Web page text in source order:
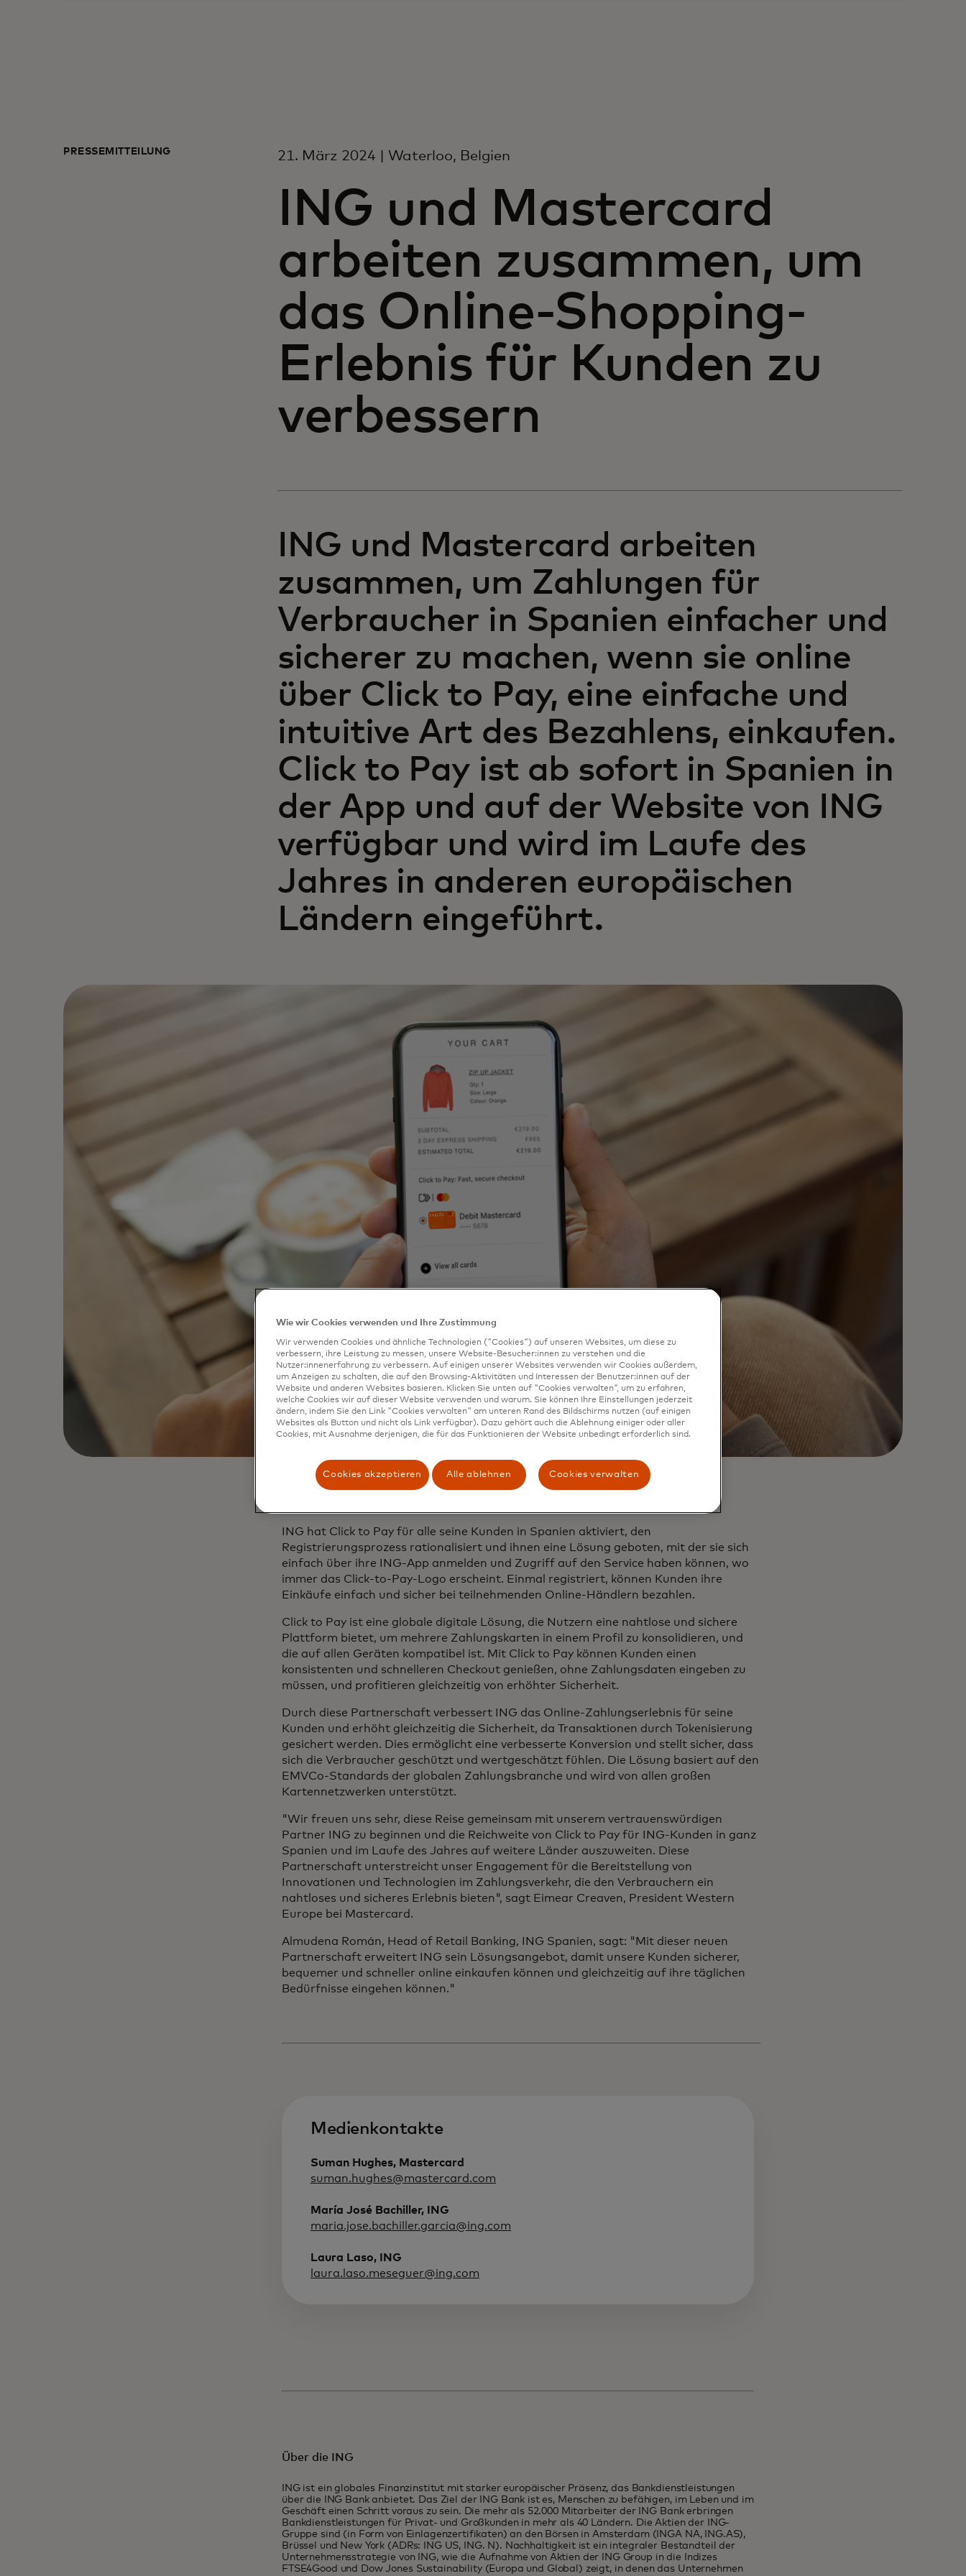
PRESSEMITTEILUNG 21. März 2024 | Waterloo, Belgien
ING und Mastercard
arbeiten zusammen, um
das Online-Shopping-
Erlebnis für Kunden zu
verbessern
ING und Mastercard arbeiten
zusammen, um Zahlungen für
Verbraucher in Spanien einfacher und
sicherer zu machen, wenn sie online
über Click to Pay, eine einfache und
intuitive Art des Bezahlens, einkaufen.
Click to Pay ist ab sofort in Spanien in
der App und auf der Website von ING
verfügbar und wird im Laufe des
Jahres in anderen europäischen
Ländern eingeführt.
ING hat Click to Pay für alle seine Kunden in Spanien aktiviert, den
Registrierungsprozess rationalisiert und ihnen eine Lösung geboten, mit der sie sich
einfach über ihre ING-App anmelden und Zugriff auf den Service haben können, wo
immer das Click-to-Pay-Logo erscheint. Einmal registriert, können Kunden ihre
Einkäufe einfach und sicher bei teilnehmenden Online-Händlern bezahlen.
Click to Pay ist eine globale digitale Lösung, die Nutzern eine nahtlose und sichere
Plattform bietet, um mehrere Zahlungskarten in einem Profil zu konsolidieren, und
die auf allen Geräten kompatibel ist. Mit Click to Pay können Kunden einen
konsistenten und schnelleren Checkout genießen, ohne Zahlungsdaten eingeben zu
müssen, und profitieren gleichzeitig von erhöhter Sicherheit.
Durch diese Partnerschaft verbessert ING das Online-Zahlungserlebnis für seine
Kunden und erhöht gleichzeitig die Sicherheit, da Transaktionen durch Tokenisierung
gesichert werden. Dies ermöglicht eine verbesserte Konversion und stellt sicher, dass
sich die Verbraucher geschützt und wertgeschätzt fühlen. Die Lösung basiert auf den
EMVCo-Standards der globalen Zahlungsbranche und wird von allen großen
Kartennetzwerken unterstützt.
"Wir freuen uns sehr, diese Reise gemeinsam mit unserem vertrauenswürdigen
Partner ING zu beginnen und die Reichweite von Click to Pay für ING-Kunden in ganz
Spanien und im Laufe des Jahres auf weitere Länder auszuweiten. Diese
Partnerschaft unterstreicht unser Engagement für die Bereitstellung von
Innovationen und Technologien im Zahlungsverkehr, die den Verbrauchern ein
nahtloses und sicheres Erlebnis bieten", sagt Eimear Creaven, President Western
Europe bei Mastercard.
Almudena Román, Head of Retail Banking, ING Spanien, sagt: "Mit dieser neuen
Partnerschaft erweitert ING sein Lösungsangebot, damit unsere Kunden sicherer,
bequemer und schneller online einkaufen können und gleichzeitig auf ihre täglichen
Bedürfnisse eingehen können."
Medienkontakte
Suman Hughes, Mastercard
suman.hughes@mastercard.com
María José Bachiller, ING
maria.jose.bachiller.garcia@ing.com
Laura Laso, ING
laura.laso.meseguer@ing.com
Über die ING
ING ist ein globales Finanzinstitut mit starker europäischer Präsenz, das Bankdienstleistungen
über die ING Bank anbietet. Das Ziel der ING Bank ist es, Menschen zu befähigen, im Leben und im
Geschäft einen Schritt voraus zu sein. Die mehr als 52.000 Mitarbeiter der ING Bank erbringen
Bankdienstleistungen für Privat- und Großkunden in mehr als 40 Ländern. Die Aktien der ING-
Gruppe sind (in Form von Einlagenzertifikaten) an den Börsen in Amsterdam (INGA NA, ING.AS),
Brüssel und New York (ADRs: ING US, ING. N). Nachhaltigkeit ist ein integraler Bestandteil der
Unternehmensstrategie von ING, wie die Aufnahme von Aktien der ING Group in die Indizes
FTSE4Good und Dow Jones Sustainability (Europa und Global) zeigt, in denen das Unternehmen
Wie wir Cookies verwenden und Ihre Zustimmung
Wir verwenden Cookies und ähnliche Technologien ("Cookies") auf unseren Websites, um diese zu
verbessern, ihre Leistung zu messen, unsere Website-Besucher:innen zu verstehen und die
Nutzer:innenerfahrung zu verbessern. Auf einigen unserer Websites verwenden wir Cookies außerdem,
um Anzeigen zu schalten, die auf den Browsing-Aktivitäten und Interessen der Benutzer:innen auf der
Website und anderen Websites basieren. Klicken Sie unten auf "Cookies verwalten", um zu erfahren,
welche Cookies wir auf dieser Website verwenden und warum. Sie können Ihre Einstellungen jederzeit
ändern, indem Sie den Link "Cookies verwalten" am unteren Rand des Bildschirms nutzen (auf einigen
Websites als Button und nicht als Link verfügbar). Dazu gehört auch die Ablehnung einiger oder aller
Cookies, mit Ausnahme derjenigen, die für das Funktionieren der Website unbedingt erforderlich sind.
Cookies akzeptieren Alle ablehnen Cookies verwalten